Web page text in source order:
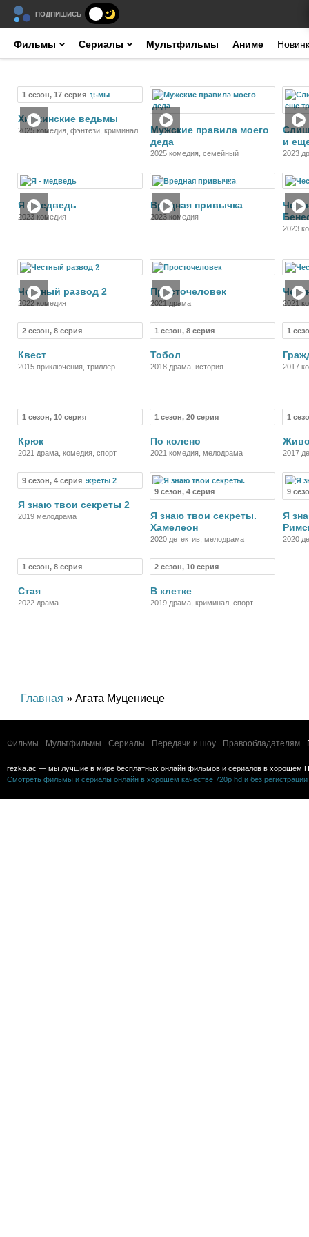
ПОДПИШИСЬ
Фильмы Сериалы Мультфильмы Аниме
1 сезон, 17 серия Сериал
Химкинские ведьмы
2025 комедия, фэнтези, криминал
Фильм
Мужские правила моего
деда
2025 комедия, семейный
и
2023
Я - медведь
2023 комедия
Фильм
Вредная привычка
2023 комедия
2023
Фильм
Честный развод 2
2022 комедия
Просточеловек
2021 драма 2021
2 сезон, 8 серия
Квест
2015 приключения, триллер
1 сезон, 8 серия
Тобол
2018 драма, история
1
2017
1 сезон, 10 серия
Крюк
2021 драма, комедия, спорт
1 сезон, 20 серия
По колено
2021 комедия, мелодрама
1
2017
9 сезон, 4 серия Сериал
Я знаю твои секреты 2
2019 мелодрама
9 сезон, 4 серия
Сериал
Я знаю твои секреты.
Хамелеон
2020 детектив, мелодрама
9
Я
2020
1 сезон, 8 серия
Стая
2022 драма
2 сезон, 10 серия
В клетке
2019 драма, криминал, спорт
Главная » Агата Муцениеце
Фильмы Мультфильмы Сериалы Передачи и шоу Правообладателям
rezka.ac — мы лучшие в мире бесплатных онлайн фильмов и сериалов в хорошем
Смотреть фильмы и сериалы онлайн в хорошем качестве 720p hd и без